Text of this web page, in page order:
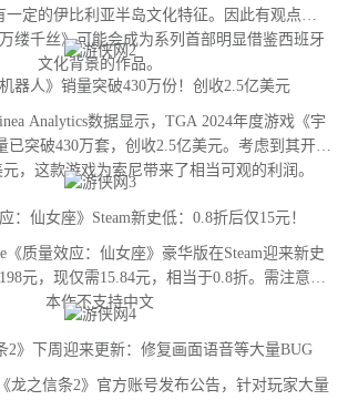
定的伊比利亚半岛文化特征。因此有观点认
缕千丝》可能会成为系列首部明显借鉴西班牙
文化背景的作品。
人》销量突破430万份！创收2.5亿美元
Analytics数据显示，TGA 2024年度游戏《宇
已突破430万套，创收2.5亿美元。考虑到其开发
，这款游戏为索尼带来了相当可观的利润。
仙女座》Steam新史低：0.8折后仅15元！
质量效应：仙女座》豪华版在Steam迎来新史
元，现仅需15.84元，相当于0.8折。需注意，
本作不支持中文
下周迎来更新：修复画面语音等大量BUG
之信条2》官方账号发布公告，针对玩家大量